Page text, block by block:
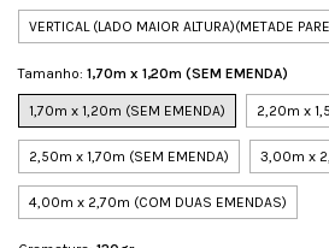
VERTICAL (LADO MAIOR ALTURA)(METADE
Tamanho: 1,70m x 1,20m (SEM EMENDA)
1,70m x 1,20m (SEM EMENDA) 2,20m x
2,50m x 1,70m (SEM EMENDA) 3,00m x
4,00m x 2,70m (COM DUAS EMENDAS)